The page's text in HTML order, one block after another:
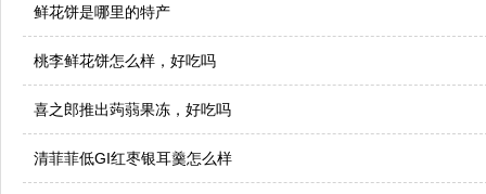
鲜花饼是哪里的特产
桃李鲜花饼怎么样，好吃吗
喜之郎推出蒟蒻果冻，好吃吗
清菲菲低GI红枣银耳羹怎么样